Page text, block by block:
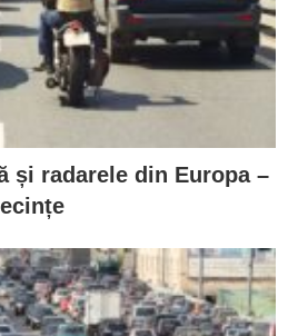
și radarele din Europa –